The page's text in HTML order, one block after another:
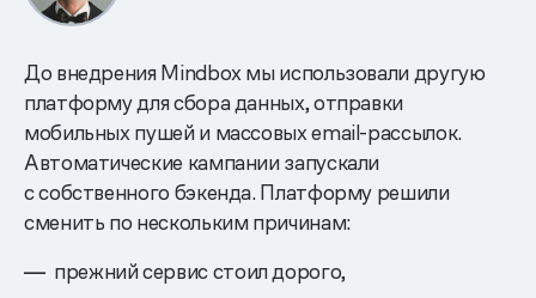
До внедрения Mindbox мы использовали другую
платформу для сбора данных, отправки
мобильных пушей и массовых email-рассылок.
Автоматические кампании запускали
с собственного бэкенда. Платформу решили
сменить по нескольким причинам:
прежний сервис стоил дорого,